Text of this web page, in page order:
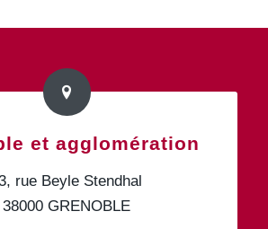
et agglomération
rue Beyle Stendhal
38000 GRENOBLE